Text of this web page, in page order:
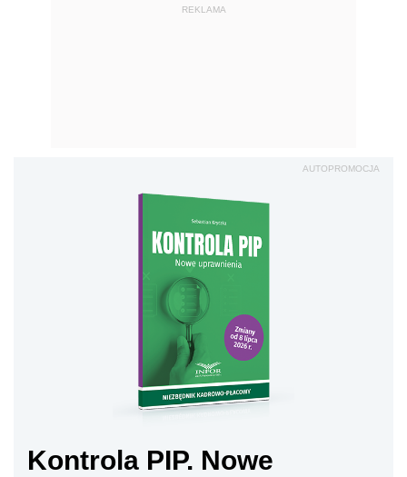
REKLAMA
AUTOPROMOCJA
Kontrola PIP. Nowe